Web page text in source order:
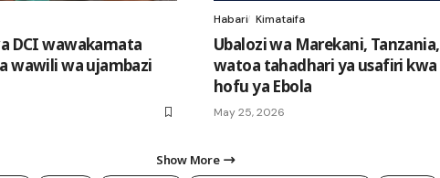
DCI wawakamata
wawili wa ujambazi
Habari Kimataifa
Ubalozi wa Marekani, Tanzania,
watoa tahadhari ya usafiri kwa
hofu ya Ebola
May 25, 2026
Show More